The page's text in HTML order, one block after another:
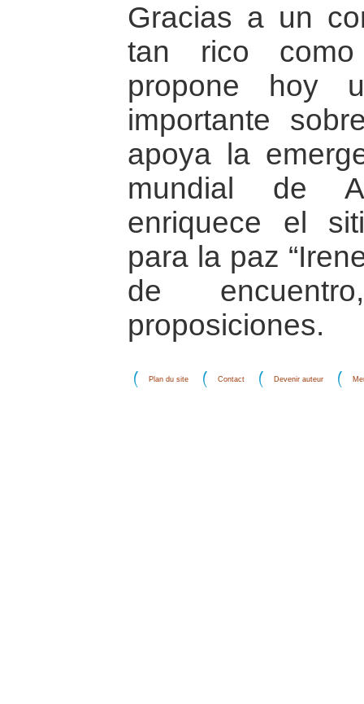
Gracias a un
tan rico
propone hoy
importante
apoya la
mundial de
enriquece el
para la paz
de
proposiciones.
Plan du site Contact Devenir auteur